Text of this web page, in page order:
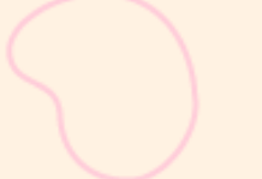
Masa nifas adalah periode
yang dimulai sejak bayi lahir